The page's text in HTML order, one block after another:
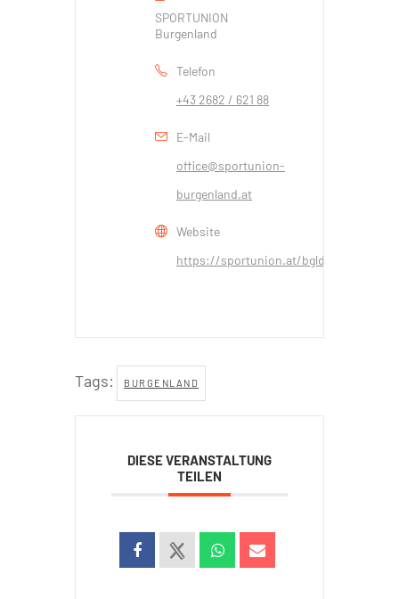
SPORTUNION
Burgenland
Telefon
+43 2682 / 621 88
E-Mail
office@sportunion-
burgenland.at
Website
https://sportunion.at/bgld/
Tags: BURGENLAND
DIESE VERANSTALTUNG
TEILEN